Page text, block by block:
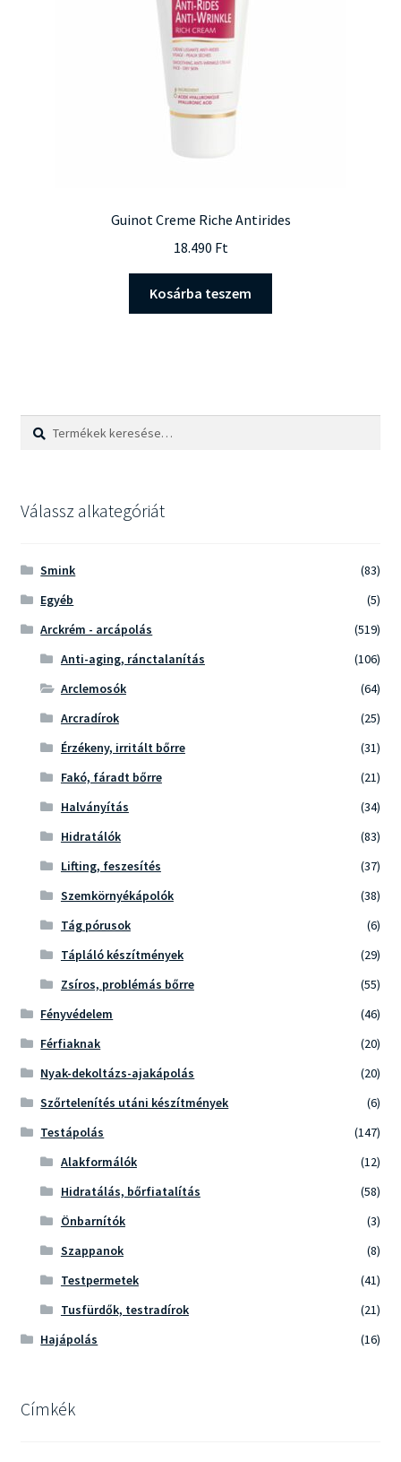
Guinot Creme Riche Antirides
18.490 Ft
Kosárba teszem
Keresés
Keresés
Válassz alkategóriát
Smink
(83)
Egyéb
(5)
Arckrém - arcápolás
(519)
Anti-aging, ránctalanítás
(106)
Arclemosók
(64)
Arcradírok
(25)
Érzékeny, irritált bőrre
(31)
Fakó, fáradt bőrre
(21)
Halványítás
(34)
Hidratálók
(83)
Lifting, feszesítés
(37)
Szemkörnyékápolók
(38)
Tág pórusok
(6)
Tápláló készítmények
(29)
Zsíros, problémás bőrre
(55)
Fényvédelem
(46)
Férfiaknak
(20)
Nyak-dekoltázs-ajakápolás
(20)
Szőrtelenítés utáni készítmények
(6)
Testápolás
(147)
Alakformálók
(12)
Hidratálás, bőrfiatalítás
(58)
Önbarnítók
(3)
Szappanok
(8)
Testpermetek
(41)
Tusfürdők, testradírok
(21)
Hajápolás
(16)
Címkék